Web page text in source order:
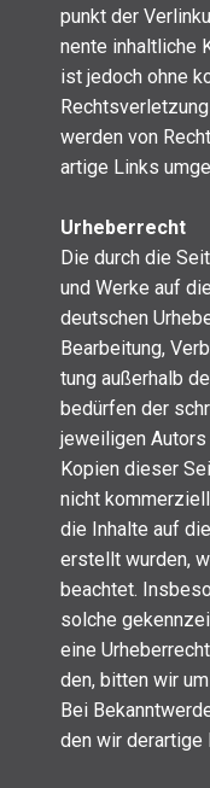
punkt der
nen­te inhalt­li­che
ist jedoch ohne
wer­den von
ar­ti­ge Links
Urhe­ber­recht
Die durch die
und Wer­ke auf
deut­schen
Bear­bei­tung,
tung außer­halb
bedür­fen der
jewei­li­gen
Kopien die­ser
nicht
die Inhal­te auf
erstellt wur­den,
beach­tet.
sol­che
eine
den, bit­ten wir
Bei
den wir der­ar­ti­ge